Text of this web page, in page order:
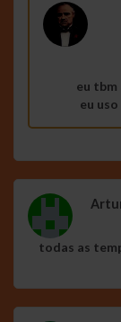
eu
eu
todas as